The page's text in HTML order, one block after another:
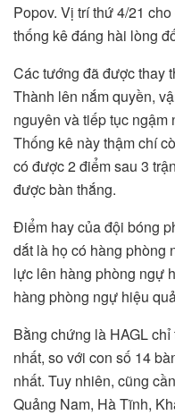
Popov. Vị trí thứ 4/21
thống kê đáng hài lòng
Các tướng đã được thay
Thành lên nắm quyền,
nguyên và tiếp tục
Thống kê này thậm chí
có được 2 điểm sau 3
được bàn thắng.
Điểm hay của đội bóng
dắt là họ có hàng phòng
lực lên hàng phòng ngự
hàng phòng ngự hiệu
Bằng chứng là HAGL
nhất, so với con số 14
nhất. Tuy nhiên, cũng
Quảng Nam, Hà Tĩnh,